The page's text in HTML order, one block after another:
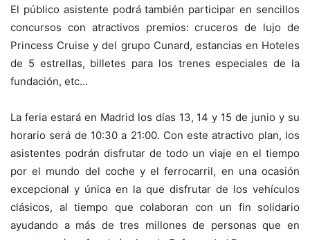
El público asistente podrá también participar en sencillos
concursos con atractivos premios: cruceros de lujo de
Princess Cruise y del grupo Cunard, estancias en Hoteles
de 5 estrellas, billetes para los trenes especiales de la
fundación, etc…
La feria estará en Madrid los días 13, 14 y 15 de junio y su
horario será de 10:30 a 21:00. Con este atractivo plan, los
asistentes podrán disfrutar de todo un viaje en el tiempo
por el mundo del coche y el ferrocarril, en una ocasión
excepcional y única en la que disfrutar de los vehículos
clásicos, al tiempo que colaboran con un fin solidario
ayudando a más de tres millones de personas que en